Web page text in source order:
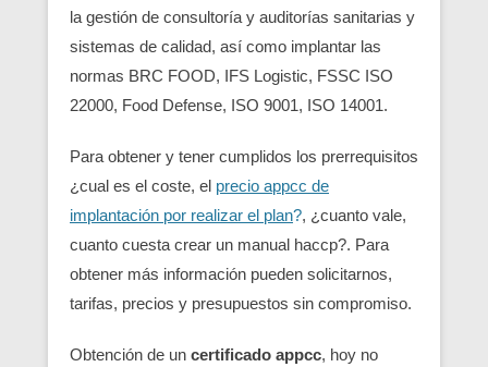
la gestión de consultoría y auditorías sanitarias y
sistemas de calidad, así como implantar las
normas BRC FOOD, IFS Logistic, FSSC ISO
22000, Food Defense, ISO 9001, ISO 14001.
Para obtener y tener cumplidos los prerrequisitos
¿cual es el coste, el precio appcc de
implantación por realizar el plan?, ¿cuanto vale,
cuanto cuesta crear un manual haccp?. Para
obtener más información pueden solicitarnos,
tarifas, precios y presupuestos sin compromiso.
Obtención de un certificado appcc, hoy no